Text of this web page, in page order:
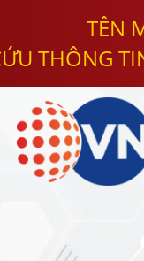
TÊN
THÔNG